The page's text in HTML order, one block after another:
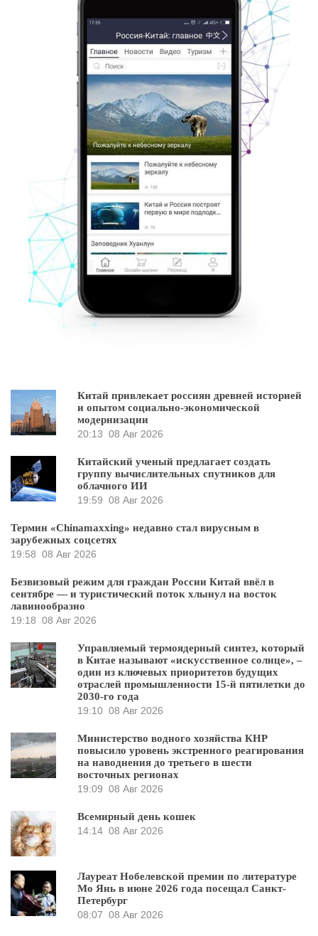
Китай привлекает россиян древней историей
и опытом социально-экономической
модернизации
20:13 08 Авг 2026
Китайский ученый предлагает создать
группу вычислительных спутников для
облачного ИИ
19:59 08 Авг 2026
Термин «Chinamaxxing» недавно стал вирусным в
зарубежных соцсетях
19:58 08 Авг 2026
Безвизовый режим для граждан России Китай ввёл в
сентябре — и туристический поток хлынул на восток
лавинообразно
19:18 08 Авг 2026
Управляемый термоядерный синтез, который
в Китае называют «искусственное солнце», –
один из ключевых приоритетов будущих
отраслей промышленности 15-й пятилетки до
2030-го года
19:10 08 Авг 2026
Министерство водного хозяйства КНР
повысило уровень экстренного реагирования
на наводнения до третьего в шести
восточных регионах
19:09 08 Авг 2026
Всемирный день кошек
14:14 08 Авг 2026
Лауреат Нобелевской премии по литературе
Мо Янь в июне 2026 года посещал Санкт-
Петербург
08:07 08 Авг 2026